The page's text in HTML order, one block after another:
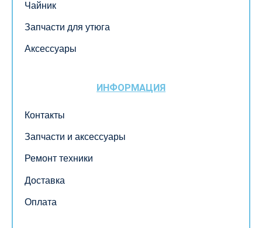
Чайник
Запчасти для утюга
Аксессуары
ИНФОРМАЦИЯ
Контакты
Запчасти и аксессуары
Ремонт техники
Доставка
Оплата